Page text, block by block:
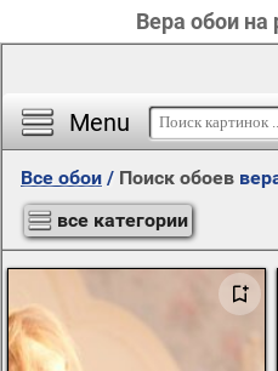
Вера обои на
Menu
Все обои / Поиск обоев
все категории